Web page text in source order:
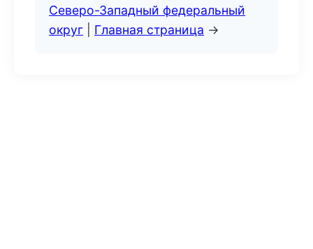
Северо-Западный федеральный
округ
Главная страница →